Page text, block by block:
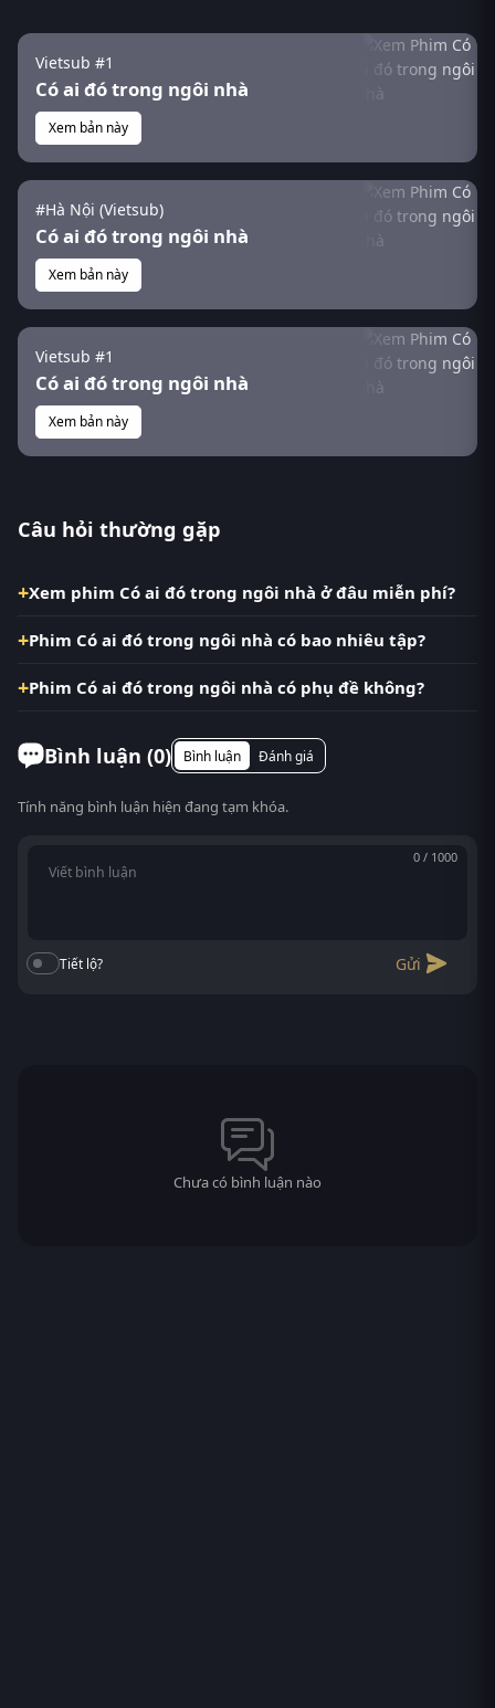
Vietsub #1
Có ai đó trong ngôi nhà
Xem bản này
#Hà Nội (Vietsub)
Có ai đó trong ngôi nhà
Xem bản này
Vietsub #1
Có ai đó trong ngôi nhà
Xem bản này
Câu hỏi thường gặp
Xem phim Có ai đó trong ngôi nhà ở đâu miễn phí?
Phim Có ai đó trong ngôi nhà có bao nhiêu tập?
Phim Có ai đó trong ngôi nhà có phụ đề không?
Bình luận (0) Bình luận Đánh giá
Tính năng bình luận hiện đang tạm khóa.
0 / 1000
Tiết lộ? Gửi
Chưa có bình luận nào